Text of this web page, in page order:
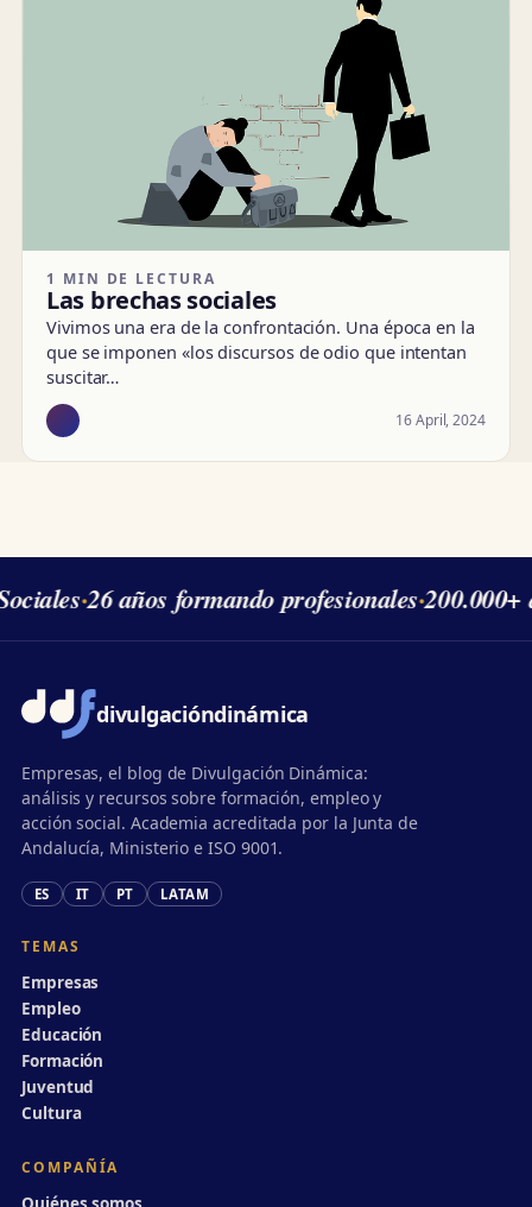
1 MIN DE LECTURA
Las brechas sociales
Vivimos una era de la confrontación. Una época en la
que se imponen «los discursos de odio que intentan
suscitar…
16 April, 2024
·26 años formando profesionales·200.000+
divulgacióndinámica
Empresas, el blog de Divulgación Dinámica:
análisis y recursos sobre formación, empleo y
acción social. Academia acreditada por la Junta de
Andalucía, Ministerio e ISO 9001.
ES IT PT LATAM
TEMAS
Empresas
Empleo
Educación
Formación
Juventud
Cultura
COMPAÑÍA